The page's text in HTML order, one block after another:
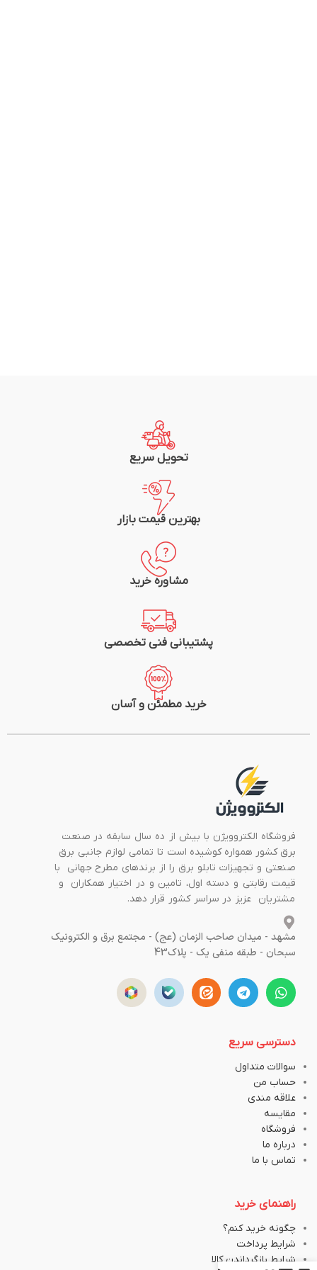
تحویل سریع
بهترین قیمت بازار
مشاوره خرید
پشتیبانی فنی تخصصی
خرید مطمئن و آسان
فروشگاه الکتروویژن با بیش از ده سال سابقه در صنعت
برق کشور همواره کوشیده است تا تمامی لوازم جانبی برق
صنعتی و تجهیزات تابلو برق را از برندهای مطرح جهانی با
قیمت رقابتی و دسته اول، تامین و در اختیار همکاران و
مشتریان عزیز در سراسر کشور قرار دهد.
مشهد - میدان صاحب الزمان (عج) - مجتمع برق و الکترونیک
سبحان - طبقه منفی یک - پلاک43
دسترسی سریع
سوالات متداول
حساب من
علاقه مندی
مقایسه
فروشگاه
درباره ما
تماس با ما
راهنمای خرید
چگونه خرید کنم؟
شرایط پرداخت
شرایط بازگرداندن کالا